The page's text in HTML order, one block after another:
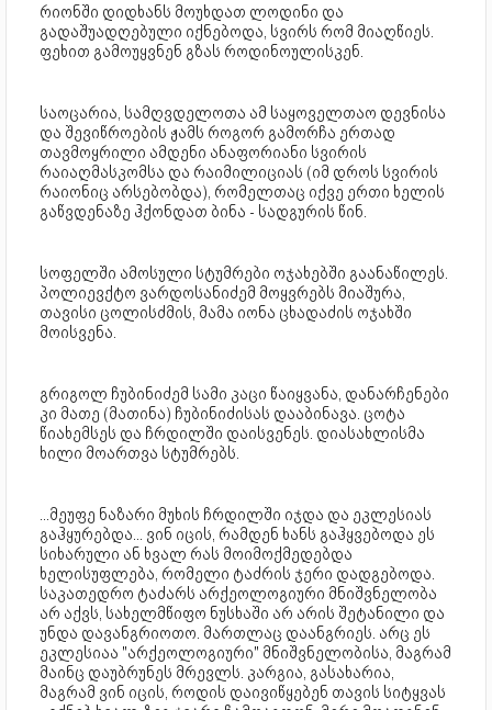
რიონში დიდხანს მოუხდათ ლოდინი და
გადაშუადღებული იქნებოდა, სვირს რომ მიაღწიეს.
ფეხით გამოუყვნენ გზას როდინოულისკენ.
საოცარია, სამღვდელოთა ამ საყოველთაო დევნისა
და შევიწროების ჟამს როგორ გამორჩა ერთად
თავმოყრილი ამდენი ანაფორიანი სვირის
რაიაღმასკომსა და რაიმილიციას (იმ დროს სვირის
რაიონიც არსებობდა), რომელთაც იქვე ერთი ხელის
გაწვდენაზე ჰქონდათ ბინა - სადგურის წინ.
სოფელში ამოსული სტუმრები ოჯახებში გაანაწილეს.
პოლიევქტო ვარდოსანიძემ მოყვრებს მიაშურა,
თავისი ცოლისძმის, მამა იონა ცხადაძის ოჯახში
მოისვენა.
გრიგოლ ჩუბინიძემ სამი კაცი წაიყვანა, დანარჩენები
კი მათე (მათინა) ჩუბინიძისას დააბინავა. ცოტა
წიახემსეს და ჩრდილში დაისვენეს. დიასახლისმა
ხილი მოართვა სტუმრებს.
...მეუფე ნაზარი მუხის ჩრდილში იჯდა და ეკლესიას
გაჰყურებდა... ვინ იცის, რამდენ ხანს გაჰყვებოდა ეს
სიხარული ან ხვალ რას მოიმოქმედებდა
ხელისუფლება, რომელი ტაძრის ჯერი დადგებოდა.
საკათედრო ტაძარს არქეოლოგიური მნიშვნელობა
არ აქვს, სახელმწიფო ნუსხაში არ არის შეტანილი და
უნდა დავანგრიოთო. მართლაც დაანგრიეს. არც ეს
ეკლესიაა "არქეოლოგიური" მნიშვნელობისა, მაგრამ
მაინც დაუბრუნეს მრევლს. კარგია, გასახარია,
მაგრამ ვინ იცის, როდის დაივიწყებენ თავის სიტყვას